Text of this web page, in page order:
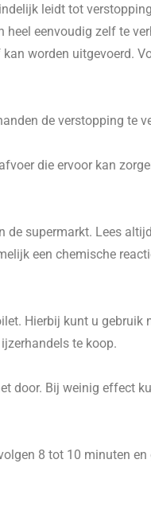
leidt tot
eenvoudig zelf te
worden uitgevoerd.
de verstopping te
die ervoor kan
de supermarkt. Lees
een chemische
Hierbij kunt u gebruik
te koop.
door. Bij weinig effect
8 tot 10 minuten en